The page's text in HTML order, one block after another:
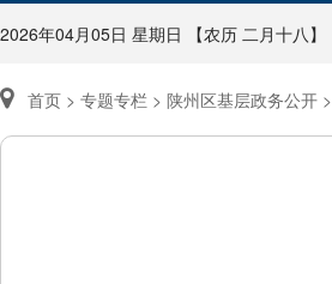
2026年04月05日 星期日 【农历 二月十八】
首页 > 专题专栏 > 陕州区基层政务公开 >